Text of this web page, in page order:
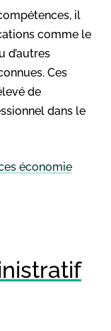
il
comme le
d’autres
Ces
de
dans le
économie